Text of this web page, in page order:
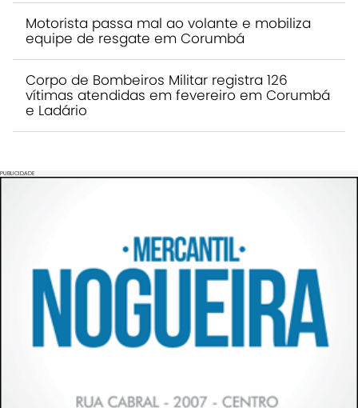
Motorista passa mal ao volante e mobiliza
equipe de resgate em Corumbá
Corpo de Bombeiros Militar registra 126
vítimas atendidas em fevereiro em Corumbá
e Ladário
PUBLICIDADE